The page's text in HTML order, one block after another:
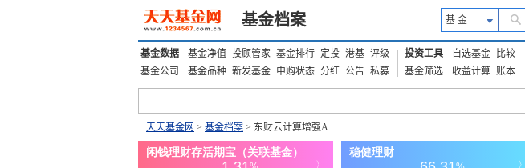
基金档案 基 金
基金数据 基金净值 投顾管家 基金排行 定投 港基 评级
基金公司
基金品种 新发基金 申购状态 分红 公告 私募
投资工具 自选基金
比较
基金筛选
收益计算 账本
天天基金网 > 基金档案 > 东财云计算增强A